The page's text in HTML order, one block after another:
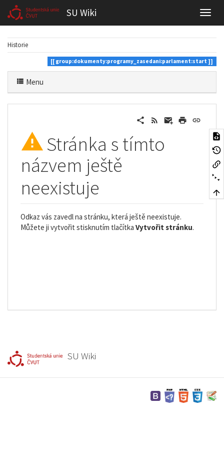
SU Wiki
Historie
group:dokumenty:programy_zasedani:parlament:start
Menu
Stránka s tímto
názvem ještě
neexistuje
Odkaz vás zavedl na stránku, která ještě neexistuje.
Můžete ji vytvořit stisknutím tlačítka Vytvořit stránku.
SU Wiki